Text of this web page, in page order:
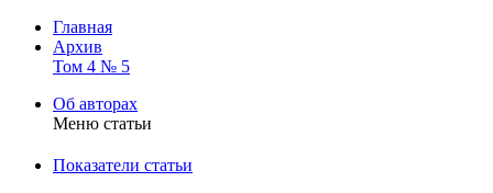
Главная
Архив
Том 4 № 5
Об авторах
Меню статьи
Показатели статьи